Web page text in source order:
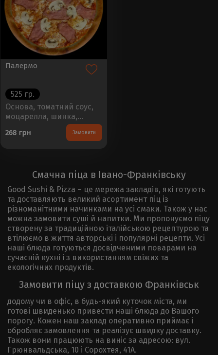
Палермо
525 гр.
Основа, томатний соус,
моцарелла, шинка,
шампіньйониРозмір -
30см, Вага - 450±50г..
268 грн Замовити
Смачна піца в Івано-Франківську
Good Sushi & Pizza – це мережа закладів, які готують
та доставляють великий асортимент піц із
різноманітними начинками на усі смаки. Також у нас
можна замовити суші й напитки. Ми пропонуємо піцу
створену за традиційною італійською рецептурою та
втілюємо в життя авторські і популярні рецепти. Усі
наші блюда готуються досвідченими поварами на
сучасній кухні і з використанням свіжих та
екологічних продуктів.
Замовити піцу з доставкою Франківськ
додому чи в офіс, в будь-який куточок міста, ми
готові швиденько привести наші блюда до Вашого
порогу. Кожен наш заклад оперативно приймає і
обробляє замовлення та реалізує швидку доставку.
Також вони працюють на виніс за адресою: вул.
Грюнвальдська, 10 і Сорохтея, 41А.